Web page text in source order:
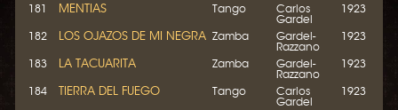
181 MENTIAS Tango
Carlos
Gardel
1923
182 LOS OJAZOS DE MI NEGRA Zamba
Gardel-
Razzano
1923
183 LA TACUARITA Zamba
Gardel-
Razzano
1923
184 TIERRA DEL FUEGO Tango
Carlos
Gardel
1923